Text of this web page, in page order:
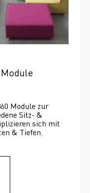
Module zur
Sitz- &
sich mit
& Tiefen.